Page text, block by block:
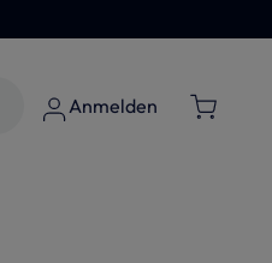
Anmelden